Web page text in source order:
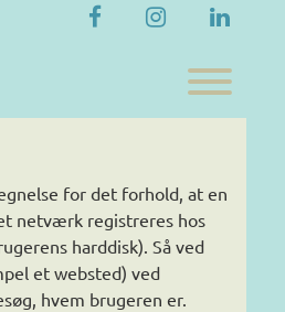
facebookinstagram
for det forhold, at en
netværk registreres hos
harddisk). Så ved
et websted) ved
hvem brugeren er.